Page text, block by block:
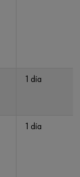
1 día
1 día